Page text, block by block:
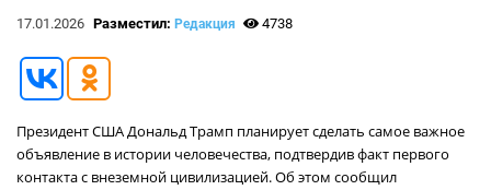
17.01.2026 Разместил: Редакция 4738
Президент США Дональд Трамп планирует сделать самое важное
объявление в истории человечества, подтвердив факт первого
контакта с внеземной цивилизацией. Об этом сообщил